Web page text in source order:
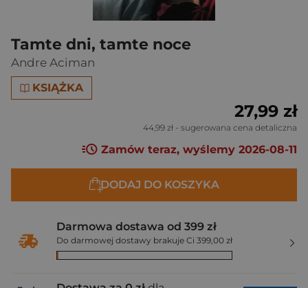
Tamte dni, tamte noce
Andre Aciman
KSIĄŻKA
27,99 zł
44,99 zł - sugerowana cena detaliczna
Zamów teraz, wyślemy 2026-08-11
DODAJ DO KOSZYKA
Darmowa dostawa od 399 zł
Do darmowej dostawy brakuje Ci 399,00 zł